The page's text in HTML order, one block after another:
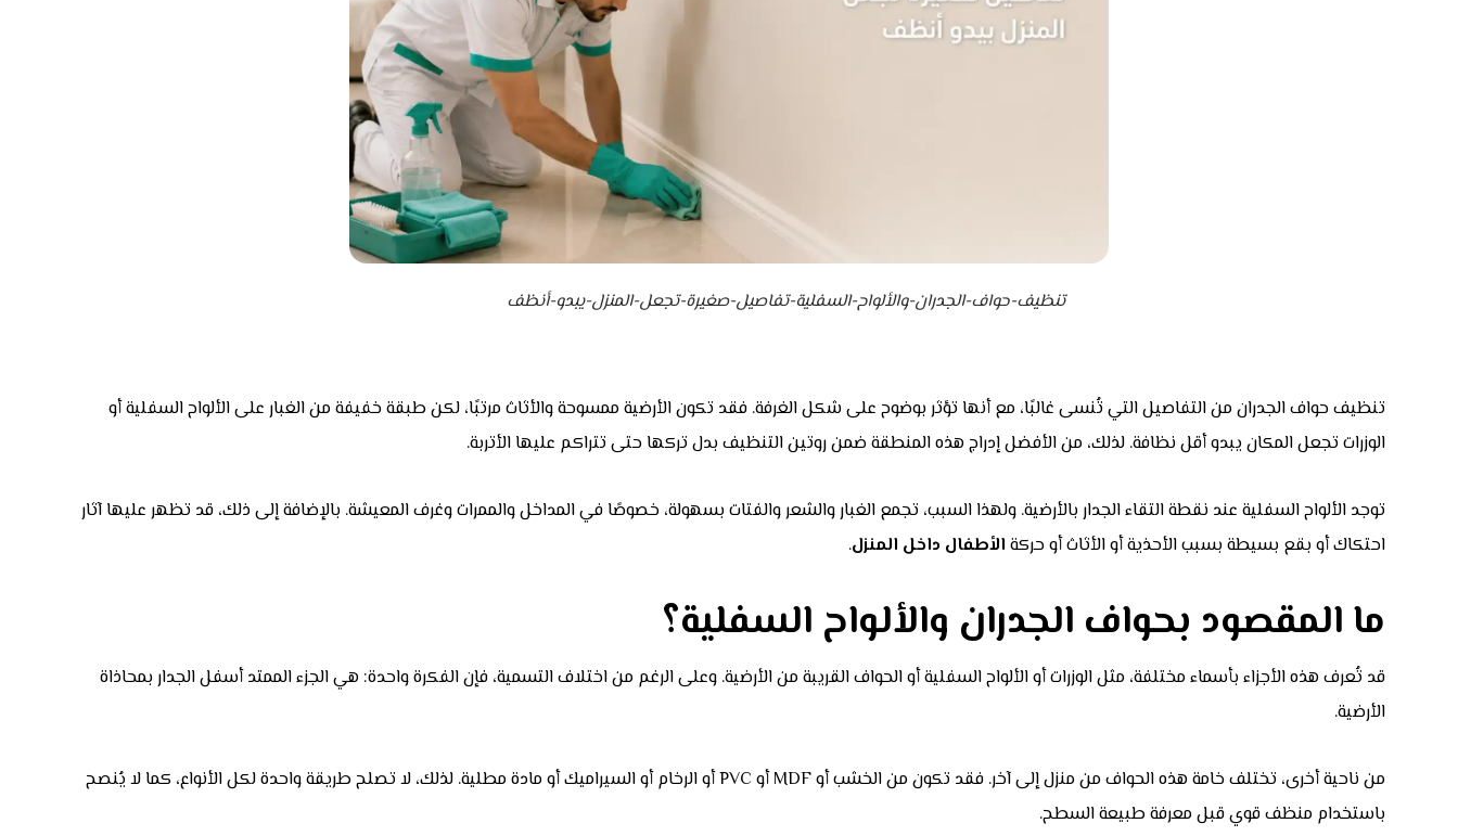
تنظيف-حواف-الجدران-والألواح-السفلية-تفاصيل-صغيرة-تجعل-المنزل-يبدو-أنظف
تنظيف حواف الجدران من التفاصيل التي تُنسى غالبًا، مع أنها تؤثر بوضوح على شكل الغرفة. فقد تكون الأرضية ممسوحة والأثاث مرتبًا، لكن طبقة خفيفة من الغبار على الألواح السفلية أو
الوزرات تجعل المكان يبدو أقل نظافة. لذلك، من الأفضل إدراج هذه المنطقة ضمن روتين التنظيف بدل تركها حتى تتراكم عليها الأتربة.
توجد الألواح السفلية عند نقطة التقاء الجدار بالأرضية. ولهذا السبب، تجمع الغبار والشعر والفتات بسهولة، خصوصًا في المداخل والممرات وغرف المعيشة. بالإضافة إلى ذلك، قد تظهر عليها آثار
احتكاك أو بقع بسيطة بسبب الأحذية أو الأثاث أو حركة الأطفال داخل المنزل.
ما المقصود بحواف الجدران والألواح السفلية؟
قد تُعرف هذه الأجزاء بأسماء مختلفة، مثل الوزرات أو الألواح السفلية أو الحواف القريبة من الأرضية. وعلى الرغم من اختلاف التسمية، فإن الفكرة واحدة: هي الجزء الممتد أسفل الجدار بمحاذاة
الأرضية.
من ناحية أخرى، تختلف خامة هذه الحواف من منزل إلى آخر. فقد تكون من الخشب أو MDF أو PVC أو الرخام أو السيراميك أو مادة مطلية. لذلك، لا تصلح طريقة واحدة لكل الأنواع، كما لا يُنصح
باستخدام منظف قوي قبل معرفة طبيعة السطح.